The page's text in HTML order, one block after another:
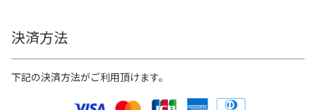
決済方法
下記の決済方法がご利用頂けます。